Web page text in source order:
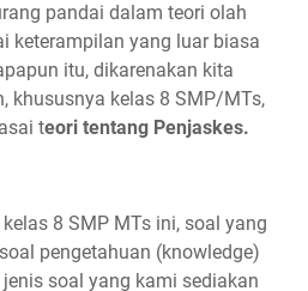
pandai dalam teori olah
keterampilan yang luar biasa
itu, dikarenakan kita
khususnya kelas 8 SMP/MTs,
teori tentang Penjaskes.
8 SMP MTs ini, soal yang
pengetahuan (knowledge)
soal yang kami sediakan